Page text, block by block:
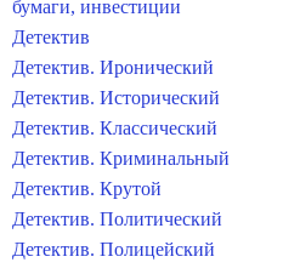
бумаги, инвестиции
Детектив
Детектив. Иронический
Детектив. Исторический
Детектив. Классический
Детектив. Криминальный
Детектив. Крутой
Детектив. Политический
Детектив. Полицейский